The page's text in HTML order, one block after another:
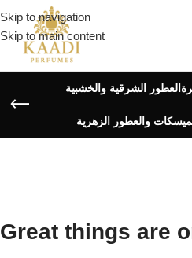
Skip to navigation
Skip to main content
العطور الشرقية والخشبية
والعطور الزهرية
Great things are